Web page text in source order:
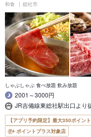
和食 総社市
しゃぶしゃぶ 食べ放題 飲み放題
2001～3000円
JR吉備線東総社駅出口より
【アプリ予約限定】最大350ポイン
ポイントプラス対象店